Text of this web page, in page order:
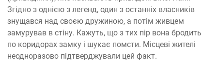
Згідно з однією з легенд, один з останніх власників
знущався над своєю дружиною, а потім живцем
замурував в стіну. Кажуть, що з тих пір вона бродить
по коридорах замку і шукає помсти. Місцеві жителі
неодноразово підтверджували цей факт.